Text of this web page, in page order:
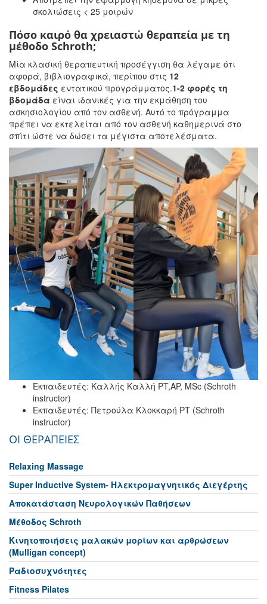
σκολιώσεις < 25 μοιρών
Πόσο καιρό θα χρειαστώ θεραπεία με τη
μέθοδο Schroth;
Μία κλασική θεραπευτική προσέγγιση θα λέγαμε ότι
αφορά, βιβλιογραφικά, περίπου στις 12
εβδομάδες εντατικού προγράμματος.1-2 φορές τη
βδομάδα είναι ιδανικές για την εκμάθηση του
ασκησιολογίου από τον ασθενή. Αυτό το πρόγραμμα
πρέπει να εκτελείται από τον ασθενή καθημερινά στο
σπίτι ώστε να δώσει τα μέγιστα αποτελέσματα.
Εκπαιδευτές: Καλλής Καλλή PT,AP, MSc (Schroth
instructor)
Εκπαιδευτές: Πετρούλα Κλοκκαρή PT (Schroth
instructor)
ΟΙ ΘΕΡΑΠΕΙΕΣ
Relaxing Massage
Super Inductive System- Ηλεκτρομαγνητικός Διεγέρτης
Αποκατάσταση Νευρολογικών Παθήσεων
Μέθοδος Schroth
Κινητοποιήσεις μαλακών μορίων και αρθρώσεων
(Mulligan concept)
Ραδιοσυχνότητες
Fitness Pilates